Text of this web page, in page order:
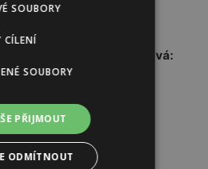
Hlavní dělení ale zůstává:
SOUBORY
CÍLENÍ
SOUBORY
PŘIJMOUT
ODMÍTNOUT